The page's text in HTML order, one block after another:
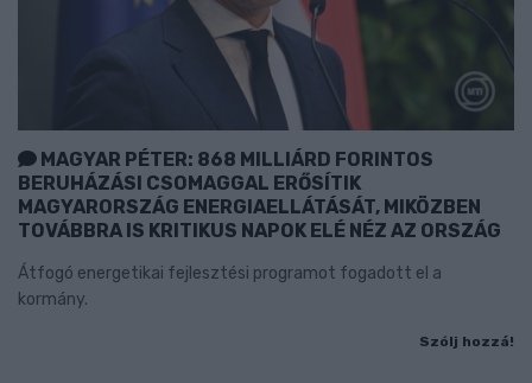
MAGYAR PÉTER: 868 MILLIÁRD FORINTOS
BERUHÁZÁSI CSOMAGGAL ERŐSÍTIK
MAGYARORSZÁG ENERGIAELLÁTÁSÁT, MIKÖZBEN
TOVÁBBRA IS KRITIKUS NAPOK ELÉ NÉZ AZ ORSZÁG
Átfogó energetikai fejlesztési programot fogadott el a
kormány.
Szólj hozzá!